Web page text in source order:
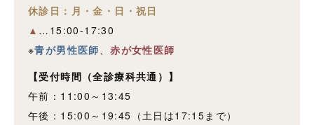
休診日：月・金・日・祝日
▲ …15:00-17:30
※青が男性医師 、赤が女性医師
【受付時間 （全診療科共通） 】
午前：11:00～13:45
午後：15:00～19:45（土日は17:15まで）